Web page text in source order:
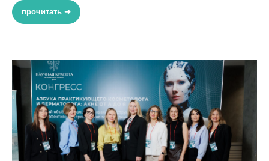
прочитать ➜